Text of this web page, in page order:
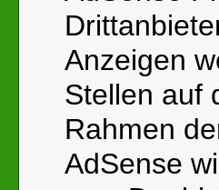
Anzeigen
Stellen auf
Rahmen
AdSense